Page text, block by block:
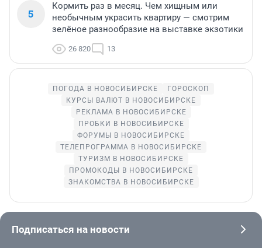
5
Кормить раз в месяц. Чем хищным или
необычным украсить квартиру — смотрим
зелёное разнообразие на выставке экзотики
26 820 13
ПОГОДА В НОВОСИБИРСКЕ
ГОРОСКОП
КУРСЫ ВАЛЮТ В НОВОСИБИРСКЕ
РЕКЛАМА В НОВОСИБИРСКЕ
ПРОБКИ В НОВОСИБИРСКЕ
ФОРУМЫ В НОВОСИБИРСКЕ
ТЕЛЕПРОГРАММА В НОВОСИБИРСКЕ
ТУРИЗМ В НОВОСИБИРСКЕ
ПРОМОКОДЫ В НОВОСИБИРСКЕ
ЗНАКОМСТВА В НОВОСИБИРСКЕ
Подписаться на новости